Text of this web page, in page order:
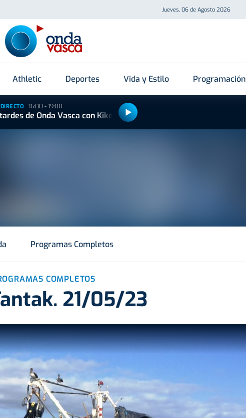
Jueves, 06 de Agosto 2026
Athletic Deportes Vida y Estilo Programación
16:00 - 19:00
de Onda Vasca con Kike Alonso
Programas Completos
COMPLETOS
21/05/23